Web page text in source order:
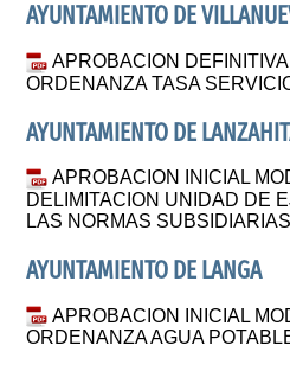
AYUNTAMIENTO DE
APROBACION
ORDENANZA TASA
AYUNTAMIENTO DE
APROBACION INICIAL
DELIMITACION UNIDAD DE
LAS NORMAS SUBSIDIARIAS
AYUNTAMIENTO DE LANGA
APROBACION INICIAL
ORDENANZA AGUA